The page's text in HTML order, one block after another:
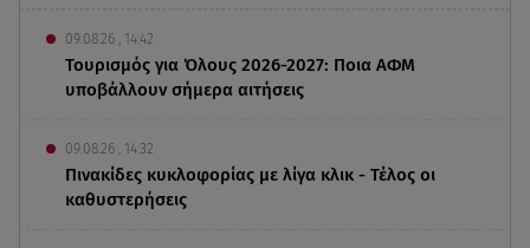
09.08.26 , 14:42
Τουρισμός για Όλους 2026-2027: Ποια ΑΦΜ
υποβάλλουν σήμερα αιτήσεις
09.08.26 , 14:32
Πινακίδες κυκλοφορίας με λίγα κλικ - Τέλος οι
καθυστερήσεις